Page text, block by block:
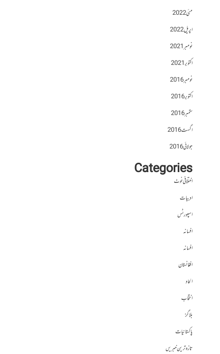
مئی 2022
اپریل 2022
نومبر 2021
اکتوبر 2021
نومبر 2016
اکتوبر 2016
ستمبر 2016
اگست 2016
جولائی 2016
Categories
اختلافی نوٹ
ادبیات
اسپورٹس
افسانہ
افسانہ
افغانستان
الحاد
انتخاب
بلاگز
پاکستانیات
تازہ ترین خبریں